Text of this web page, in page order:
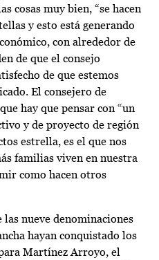
cosas muy bien, “se hacen
y esto está generando
con alrededor de
de que el consejo
de que estemos
El consejero de
hay que pensar con “un
y de proyecto de región
estrella, es el que nos
familias viven en nuestra
como hacen otros
las nueve denominaciones
hayan conquistado los
Martínez Arroyo, el